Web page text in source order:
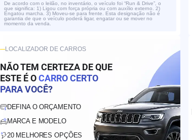
De acordo com o leilão, no inventário, o veículo foi “Run & Drive”, o
que significa: 1) Ligou com força própria ou com auxílio externo. 2)
Engatou marcha. 3) Moveu-se para frente. Esta designação não é
garantia de que o veículo poderá ligar, engatar ou se mover no
momento da venda.
LOCALIZADOR DE CARROS
NÃO TEM CERTEZA DE QUE
ESTE É OCARRO CERTO
PARA VOCÊ?
DEFINA O ORÇAMENTO
MARCA E MODELO
20 MELHORES OPÇÕES